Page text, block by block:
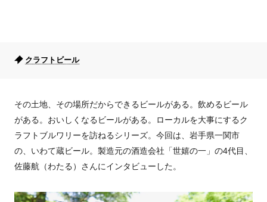
クラフトビール
その土地、その場所だからできるビールがある。飲めるビール
がある。おいしくなるビールがある。ローカルを大事にするク
ラフトブルワリーを訪ねるシリーズ。今回は、岩手県一関市
の、いわて蔵ビール。製造元の酒造会社「世嬉の一」の4代目、
佐藤航（わたる）さんにインタビューした。